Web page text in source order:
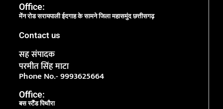
Office:
मेंन रोड सरायपाली ईदगाह के सामने जिला महासमुंद छत्तीसगढ़
Contact us
सह संपादक
परमीत सिंह माटा
Phone No.- 9993625664
Office:
बस स्टैंड पिथौरा